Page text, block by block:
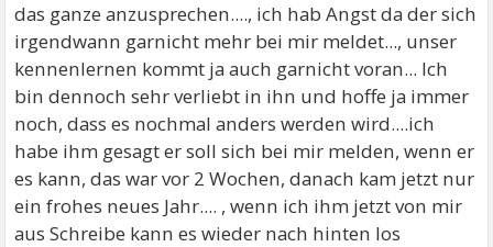
das ganze anzusprechen...., ich hab Angst da der sich
irgendwann garnicht mehr bei mir meldet..., unser
kennenlernen kommt ja auch garnicht voran... Ich
bin dennoch sehr verliebt in ihn und hoffe ja immer
noch, dass es nochmal anders werden wird....ich
habe ihm gesagt er soll sich bei mir melden, wenn er
es kann, das war vor 2 Wochen, danach kam jetzt nur
ein frohes neues Jahr.... , wenn ich ihm jetzt von mir
aus Schreibe kann es wieder nach hinten los